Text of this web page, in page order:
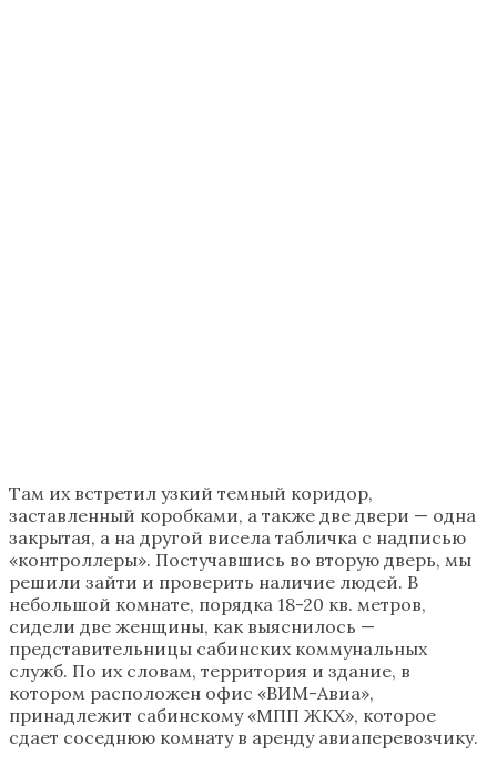
Там их встретил узкий темный коридор,
заставленный коробками, а также две двери — одна
закрытая, а на другой висела табличка с надписью
«контроллеры». Постучавшись во вторую дверь, мы
решили зайти и проверить наличие людей. В
небольшой комнате, порядка 18-20 кв. метров,
сидели две женщины, как выяснилось —
представительницы сабинских коммунальных
служб. По их словам, территория и здание, в
котором расположен офис «ВИМ-Авиа»,
принадлежит сабинскому «МПП ЖКХ», которое
сдает соседнюю комнату в аренду авиаперевозчику.